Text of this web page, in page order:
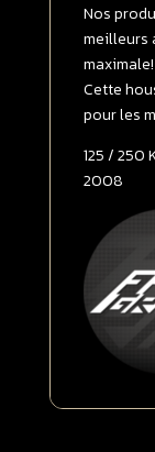
2008
Blanche
|
Verte
Nos
meilleurs
maximale!
Cette
pour les
125 / 250
2008